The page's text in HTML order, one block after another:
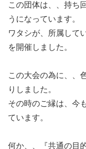
この団体は、、持ち
うになっています。
ワタシが、所属して
を開催しました。
この大会の為に、、
りしました。
その時のご縁は、今
ています。
何か、、『共通の目